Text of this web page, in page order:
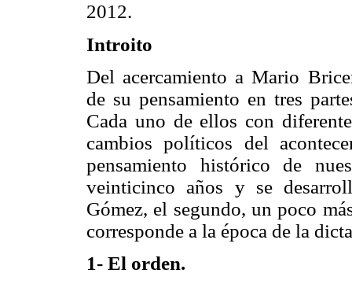
2012.
Introito
Del acercamiento a Mario
de su pensamiento en tres
Cada uno de ellos con
cambios políticos del
pensamiento histórico de
veinticinco años y se
Gómez, el segundo, un poco
corresponde a la época de la
1- El orden.